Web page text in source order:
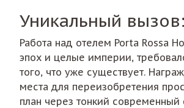
Уникальный
Работа над отелем Porta Rossa
эпох и целые империи,
того, что уже существует.
места для переизобретения
план через тонкий современный